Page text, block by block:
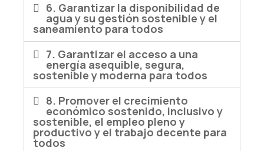
6. Garantizar la disponibilidad de
agua y su gestión sostenible y el
saneamiento para todos
7. Garantizar el acceso a una
energía asequible, segura,
sostenible y moderna para todos
8. Promover el crecimiento
económico sostenido, inclusivo y
sostenible, el empleo pleno y
productivo y el trabajo decente para
todos